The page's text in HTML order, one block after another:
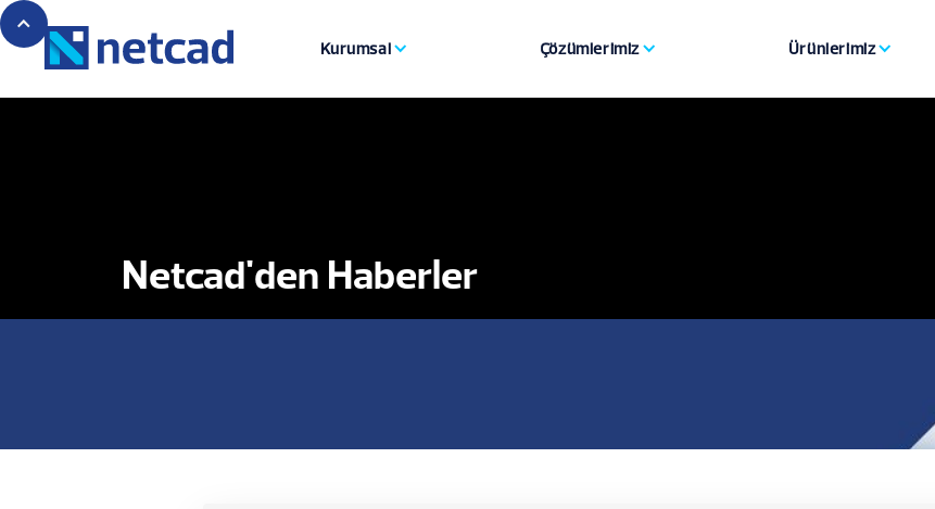
Kurumsal Çözümlerimiz Ürünlerimiz
Netcad'den Haberler